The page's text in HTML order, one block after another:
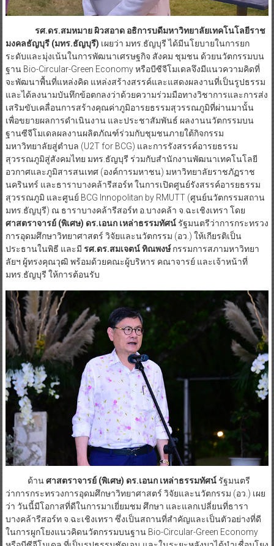
รศ.ดร.สมหมาย ผิวสอาด อธิการบดีมหาวิทยาลัยเทคโนโลยีราช
มงคลธัญบุรี (มทร.ธัญบุรี)เผยว่า มทร.ธัญบุรี ได้มีนโยบายในการยก
ระดับและมุ่งเน้นในการพัฒนาเศรษฐกิจ สังคม ชุมชน ด้วยนวัตกรรมบน
ฐาน Bio-Circular-Green Economy หรือบีซีจีโมเดลจึงมีแนวความคิดที่
จะพัฒนาพื้นที่แหล่งคิด แหล่งสร้างสรรค์และแสดงผลงานที่เป็นรูปธรรม
และได้ลงนามบันทึกข้อตกลงว่าด้วยความร่วมมือทางวิชาการและการส่ง
เสริมขับเคลื่อนการสร้างคุณค่าภูมิอารยธรรมสุวรรณภูมิที่ผ่านมานั้น
เพื่อขยายผลการดำเนินงาน และประชาสัมพันธ์ ผลงานนวัตกรรมบน
ฐานซีจีโมเดลผลงานผลิตภัณฑ์ร่วมกับชุมชนภายใต้กิจกรรม
มหาวิทยาลัยสู่ตำบล (U2T for BCG) และการรังสรรค์อารยธรรม
สุวรรณภูมิสู่สังคมไทย มทร.ธัญบุรี ร่วมกับสำนักงานพัฒนาเทคโนโลยี
อวกาศและภูมิสารสนเทศ (องค์การมหาชน) มหาวิทยาลัยราชภัฏราช
นครินทร์ และธาราบางคล้ารีสอร์ท ในการเปิดศูนย์รังสรรค์อารยธรรม
สุวรรณภูมิ และศูนย์ BCG Innopolitan by RMUTT (ศูนย์นวัตกรรมสถาน
มทร.ธัญบุรี) ณ ธาราบางคล้ารีสอร์ท อ.บางคล้า จ.ฉะเชิงเทรา โดย
ศาสตราจารย์ (พิเศษ) ดร.เอนก เหล่าธรรมทัศน์รัฐมนตรีว่าการกระทรวง
การอุดมศึกษาวิทยาศาสตร์ วิจัยและนวัตกรรม (อว.) ให้เกียรติเป็น
ประธานในพิธี และมีรศ.ดร.สมเจตน์ ทิณพงษ์กรรมการสภามหาวิทยา
ลัยฯ ผู้ทรงคุณวุฒิ พร้อมด้วยคณะผู้บริหาร คณาจารย์ และเจ้าหน้าที่
มทร.ธัญบุรี ให้การต้อนรับ
ด้านศาสตราจารย์ (พิเศษ) ดร.เอนก เหล่าธรรมทัศน์รัฐมนตรี
ว่าการกระทรวงการอุดมศึกษาวิทยาศาสตร์ วิจัยและนวัตกรรม (อว.) เผย
ว่า วันนี้มีโอกาสที่ดีในการมาเยี่ยมชม ศึกษา และแลกเปลี่ยนที่ธารา
บางคล้ารีสอร์ท จ.ฉะเชิงเทรา ซึ่งเป็นสถานที่สำคัญและเป็นตัวอย่างที่ดี
ในการผูกโยงแนวคิดนวัตกรรมบนฐาน Bio-Circular-Green Economy
หรือบีซีจีโมเดล ที่เป็นรูปธรรมชัดเจน และในระยะหลังมาได้นำเชื่อมโยง